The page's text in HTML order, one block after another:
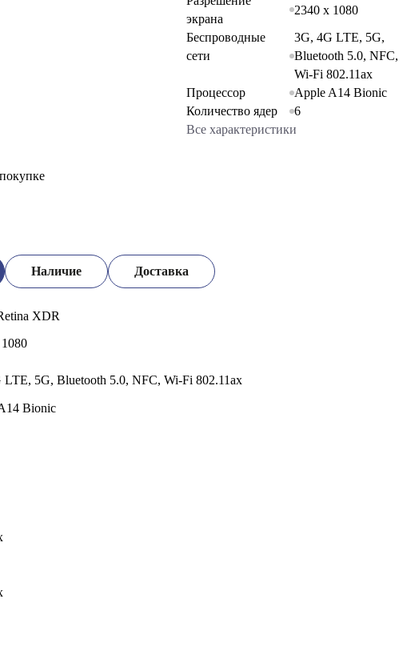
экрана
2340 x 1080
Беспроводные
сети
3G, 4G LTE, 5G,
Bluetooth 5.0, NFC,
Wi-Fi 802.11ax
Процессор
Apple A14 Bionic
Количество ядер
6
Все характеристики
Наличие
Доставка
XDR
LTE, 5G, Bluetooth 5.0, NFC, Wi-Fi 802.11ax
Bionic